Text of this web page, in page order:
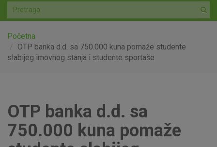
Agro
Mala poduzeća i obrtnici
Srednja i velika poduzeća
Faktoring
O nama
Početna
OTP banka d.d. sa 750.000 kuna pomaže studente
slabijeg imovnog stanja i studente sportaše
OTP banka d.d. sa
750.000 kuna pomaže